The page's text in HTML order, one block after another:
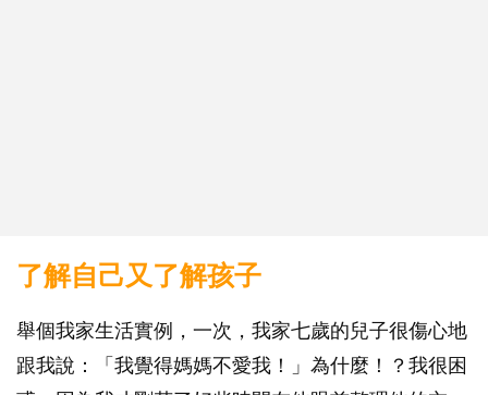
了解自己又了解孩子
舉個我家生活實例，一次，我家七歲的兒子很傷心地
跟我說：「我覺得媽媽不愛我！」為什麼！？我很困